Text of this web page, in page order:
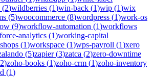
(2)wildberries (1)win-back (1)wip (1)wix
(5)woocommerce (8)wordpress (1)work-os
(9)workflow-automation (1)workflows
analytics (1)working-capital
(1)workspace (1)wps-payroll (1)xero
(5)zapier(3)zatca (2)zero-downtime
2)zoho-books (1)zoho-crm (1)zoho-inventory
(1)